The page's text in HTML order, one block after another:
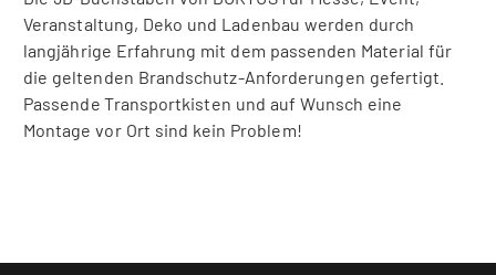
Veranstaltung, Deko und Ladenbau werden durch
langjährige Erfahrung mit dem passenden Material für
die geltenden Brandschutz-Anforderungen gefertigt.
Passende Transportkisten und auf Wunsch eine
Montage vor Ort sind kein Problem!